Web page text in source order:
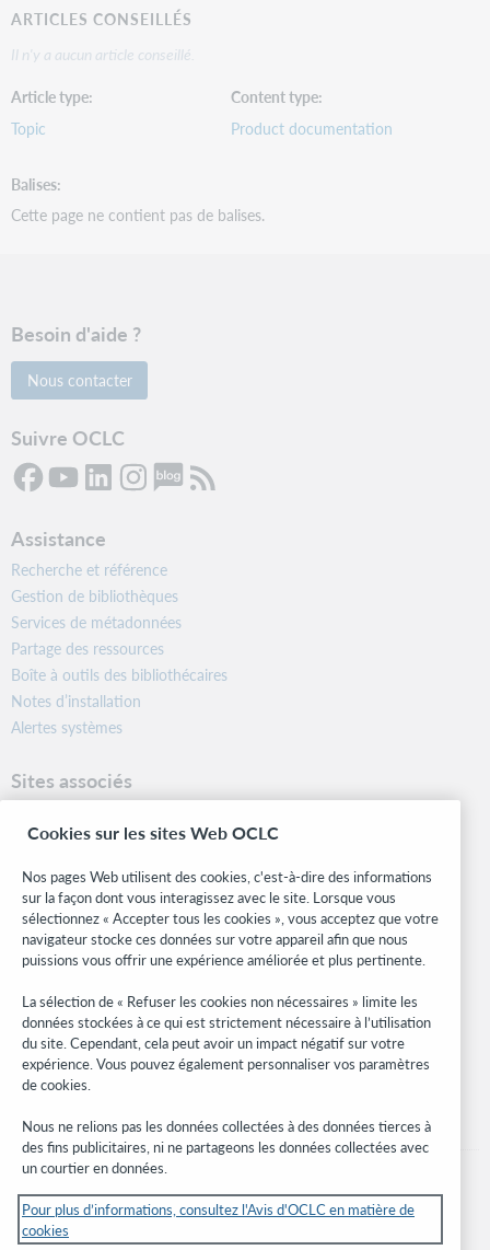
ARTICLES CONSEILLÉS
Il n'y a aucun article conseillé.
Article type
Topic
Content type
Product documentation
Balises
Cette page ne contient pas de balises.
Besoin d'aide ?
Nous contacter
Suivre OCLC
Assistance
Recherche et référence
Gestion de bibliothèques
Services de métadonnées
Partage des ressources
Boîte à outils des bibliothécaires
Notes d’installation
Alertes systèmes
Sites associés
Formats bibliographiques
Research
WebJunction
Réseau des développeurs
Soyez informé
Recevez les dernières nouvelles sur les produits et services, des
études, des événements, et plus.
Cookies sur les sites Web OCLC
Nos pages Web utilisent des cookies, c'est-à-dire des informations
sur la façon dont vous interagissez avec le site. Lorsque vous
sélectionnez « Accepter tous les cookies », vous acceptez que votre
navigateur stocke ces données sur votre appareil afin que nous
puissions vous offrir une expérience améliorée et plus pertinente.
La sélection de « Refuser les cookies non nécessaires » limite les
données stockées à ce qui est strictement nécessaire à l’utilisation
du site. Cependant, cela peut avoir un impact négatif sur votre
expérience. Vous pouvez également personnaliser vos paramètres
de cookies.
Nous ne relions pas les données collectées à des données tierces à
des fins publicitaires, ni ne partageons les données collectées avec
un courtier en données.
Pour plus d’informations, consultez l'Avis d'OCLC en matière de
cookies